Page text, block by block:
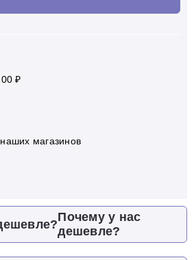
₽
магазинов
Почему у нас
дешевле?